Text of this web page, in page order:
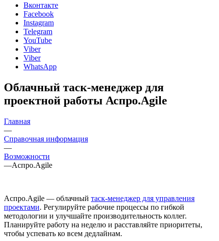
Вконтакте
Facebook
Instagram
Telegram
YouTube
Viber
Viber
WhatsApp
Облачный таск-менеджер для
проектной работы Аспро.Agile
Главная
—
Справочная информация
—
Возможности
—Аспро.Agile
Аспро.Agile — облачный таск-менеджер для управления
проектами. Регулируйте рабочие процессы по гибкой
методологии и улучшайте производительность коллег.
Планируйте работу на неделю и расставляйте приоритеты,
чтобы успевать ко всем дедлайнам.